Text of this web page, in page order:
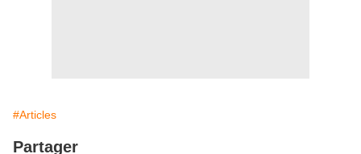
#Articles
Partager